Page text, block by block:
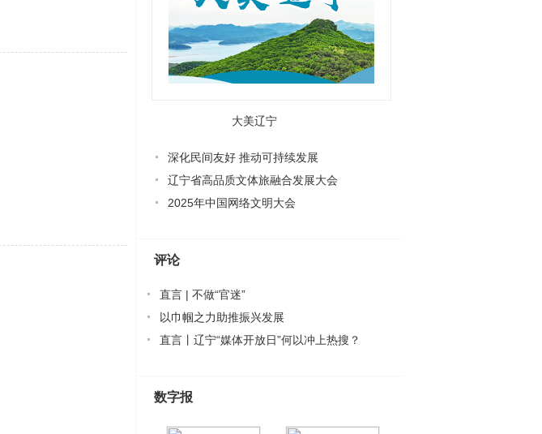
大美辽宁
深化民间友好 推动可持续发展
辽宁省高品质文体旅融合发展大会
2025年中国网络文明大会
评论
直言 | 不做“官迷”
以巾帼之力助推振兴发展
直言丨辽宁“媒体开放日”何以冲上热搜？
数字报